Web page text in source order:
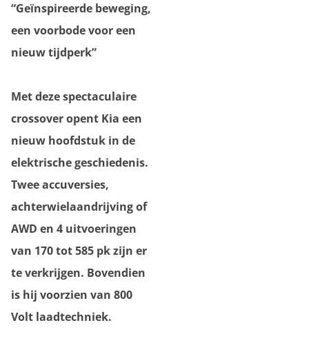
“Geïnspireerde beweging,
een voorbode voor een
nieuw tijdperk”
Met deze spectaculaire
crossover opent Kia een
nieuw hoofdstuk in de
elektrische geschiedenis.
Twee accuversies,
achterwielaandrijving of
AWD en 4 uitvoeringen
van 170 tot 585 pk zijn er
te verkrijgen. Bovendien
is hij voorzien van 800
Volt laadtechniek.